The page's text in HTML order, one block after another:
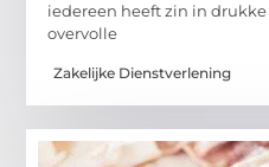
iedereen heeft zin in
overvolle
Zakelijke Dienstverlening